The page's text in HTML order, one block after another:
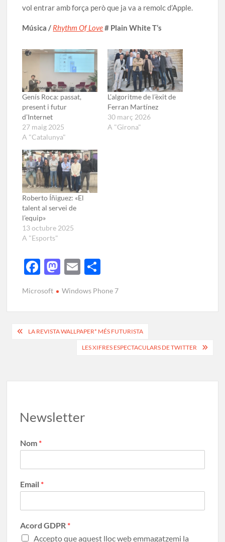
vol entrar amb força però que ja va a remolc d’Apple.
Música / Rhythm Of Love# Plain White T’s
Genís Roca: passat,
present i futur
d’Internet
27 maig 2025
A "Catalunya"
L’algoritme de l’èxit de
Ferran Martínez
30 març 2026
A "Girona"
Roberto Íñiguez: «El
talent al servei de
l’equip»
13 octubre 2025
A "Esports"
F
e
b
o
M
to
d
o
E
ail m
p
ar
te
Microsoft Windows Phone 7
LA REVISTA WALLPAPER* MÉS FUTURISTA
LES XIFRES ESPECTACULARS DE TWITTER
Newsletter
Nom *
Email *
Acord GDPR *
Accepto que aquest lloc web emmagatzemi la